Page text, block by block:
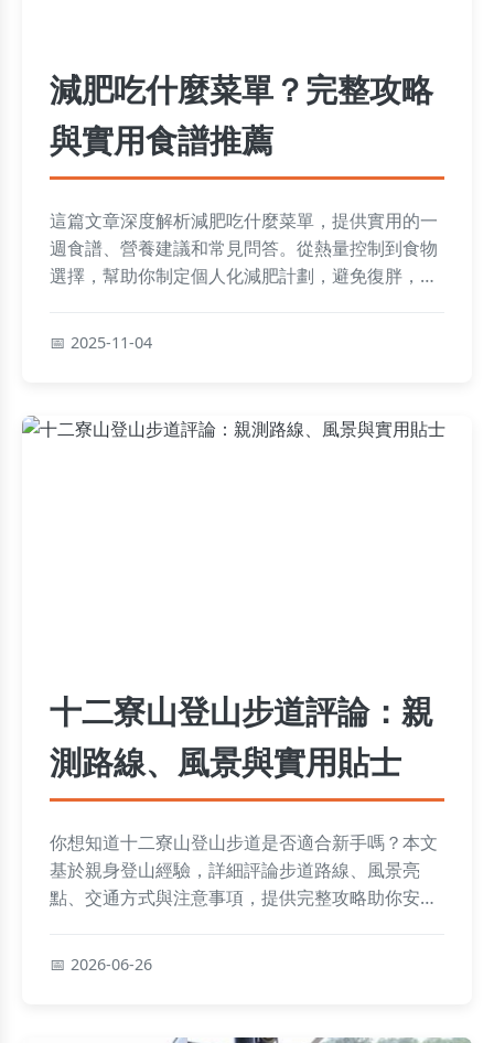
減肥吃什麼菜單？完整攻略
與實用食譜推薦
這篇文章深度解析減肥吃什麼菜單，提供實用的一
週食譜、營養建議和常見問答。從熱量控制到食物
選擇，幫助你制定個人化減肥計劃，避免復胖，輕
2025-11-04
十二寮山登山步道評論：親
測路線、風景與實用貼士
你想知道十二寮山登山步道是否適合新手嗎？本文
基於親身登山經驗，詳細評論步道路線、風景亮
點、交通方式與注意事項，提供完整攻略助你安全
2026-06-26